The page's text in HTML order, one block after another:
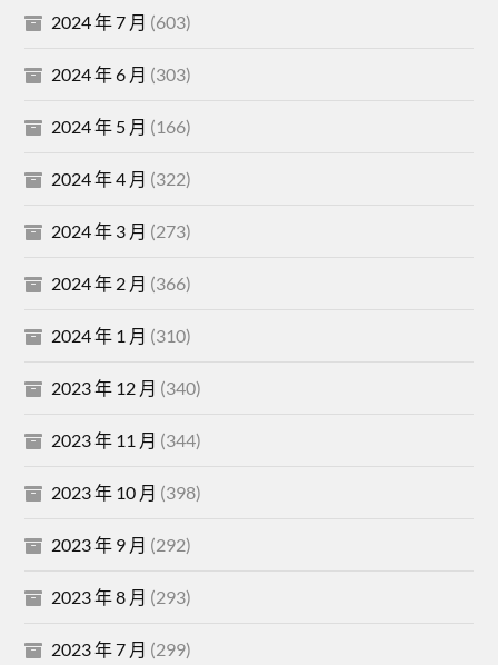
2024 年 7 月 (603)
2024 年 6 月 (303)
2024 年 5 月 (166)
2024 年 4 月 (322)
2024 年 3 月 (273)
2024 年 2 月 (366)
2024 年 1 月 (310)
2023 年 12 月 (340)
2023 年 11 月 (344)
2023 年 10 月 (398)
2023 年 9 月 (292)
2023 年 8 月 (293)
2023 年 7 月 (299)